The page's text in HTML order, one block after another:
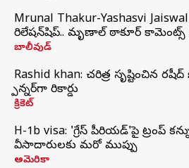
Mrunal Thakur-Yashasvi
రిలేషన్‌షిప్.. మృణాల్ ఠాకూర్ కామెంట్స్
బాలీవుడ్
Rashid khan: చరిత్ర సృష్టించిన
స్పిన్నర్‌గా రికార్డు
క్రికెట్
H-1b visa: 'గ్రేస్‌ పీరియడ్‌'పై ట్రంప్‌
వీసాదారులకు మరో ముప్పు
అమెరికా